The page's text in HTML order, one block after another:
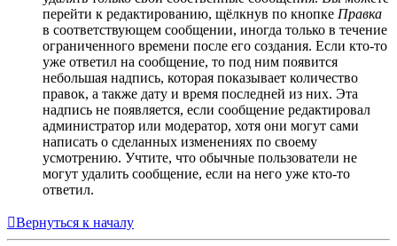
перейти к редактированию, щёлкнув по кнопке Правка
в соответствующем сообщении, иногда только в течение
ограниченного времени после его создания. Если кто-то
уже ответил на сообщение, то под ним появится
небольшая надпись, которая показывает количество
правок, а также дату и время последней из них. Эта
надпись не появляется, если сообщение редактировал
администратор или модератор, хотя они могут сами
написать о сделанных изменениях по своему
усмотрению. Учтите, что обычные пользователи не
могут удалить сообщение, если на него уже кто-то
ответил.
Вернуться к началу